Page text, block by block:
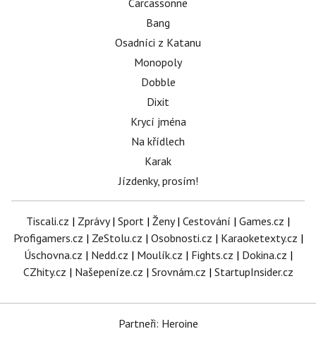
Carcassonne
Bang
Osadníci z Katanu
Monopoly
Dobble
Dixit
Krycí jména
Na křídlech
Karak
Jízdenky, prosím!
Tiscali.cz | Zprávy| Sport | Ženy| Cestování | Games.cz |
Profigamers.cz | ZeStolu.cz | Osobnosti.cz | Karaoketexty.cz |
Úschovna.cz | Nedd.cz | Moulík.cz | Fights.cz | Dokina.cz |
CZhity.cz | Našepeníze.cz | Srovnám.cz | StartupInsider.cz
Partneři: Heroine